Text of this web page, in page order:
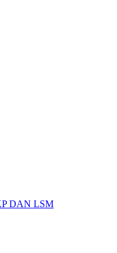
DAN LSM